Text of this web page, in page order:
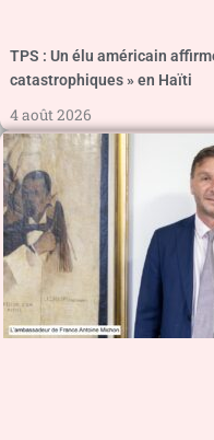
TPS : Un élu américain
catastrophiques » en Haïti
4 août 2026